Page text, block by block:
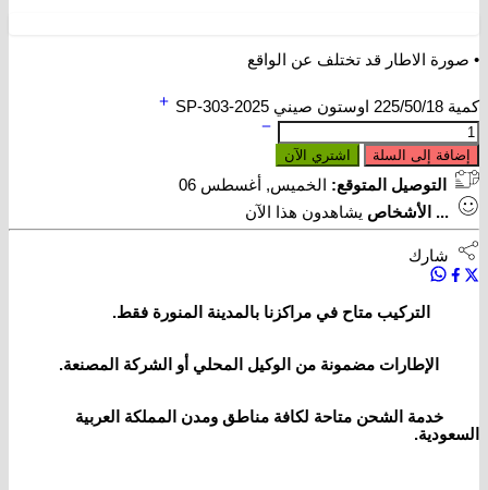
• صورة الاطار قد تختلف عن الواقع
كمية 225/50/18 اوستون صيني SP-303-2025
إضافة إلى السلة اشتري الآن
التوصيل المتوقع:
الخميس, أغسطس 06
...
الأشخاص يشاهدون هذا الآن
شارك
التركيب متاح في مراكزنا بالمدينة المنورة فقط.
الإطارات مضمونة من الوكيل المحلي أو الشركة المصنعة.
خدمة الشحن متاحة لكافة مناطق ومدن المملكة العربية
السعودية.